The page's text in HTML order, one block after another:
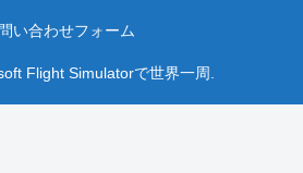
い合わせフォーム
Flight Simulatorで世界一周.